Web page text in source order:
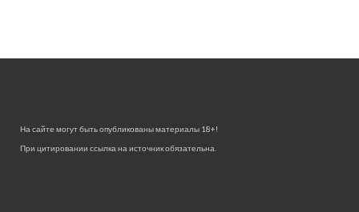
На сайте могут быть опубликованы материалы 18+!
При цитировании ссылка на источник обязательна.